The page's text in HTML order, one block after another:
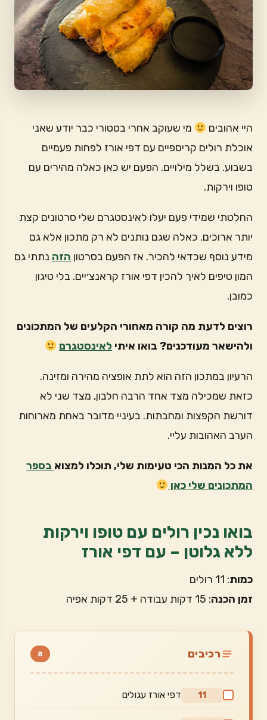
היי אהובים
מי שעוקב אחרי בסטורי כבר יודע שאני
אוכלת רולים קריספיים עם דפי אורז לפחות פעמיים
בשבוע. בשלל מילויים. הפעם יש כאן כאלה מהירים עם
טופו וירקות.
החלטתי שמידי פעם יעלו לאינסטגרם שלי סרטונים קצת
יותר ארוכים. כאלה שגם נותנים לא רק מתכון אלא גם
מידע נוסף שכדאי להכיר. אז הפעם בסרטון הזה נתתי גם
המון טיפים לאיך להכין דפי אורז קראנצ׳יים. בלי טיגון
כמובן.
רוצים לדעת מה קורה מאחורי הקלעים של המתכונים
ולהישאר מעודכנים? בואו איתי לאינסטגרם
הרעיון במתכון הזה הוא לתת אופציה מהירה ומזינה.
כזאת שמכילה מצד אחד הרבה חלבון, מצד שני לא
דורשת הקפצות ומחבתות. בעיניי מדובר באחת מארוחות
הערב האהובות עליי.
את כל המנות הכי טעימות שלי, תוכלו למצוא בספר
המתכונים שלי כאן
בואו נכין רולים עם טופו וירקות
ללא גלוטן – עם דפי אורז
כמות: 11 רולים
זמן הכנה: 15 דקות עבודה + 25 דקות אפיה
רכיבים 8
11 דפי אורז עגולים